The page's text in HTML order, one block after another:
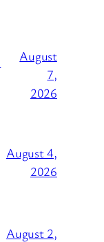
August
7,
2026
August 4,
2026
August 2,